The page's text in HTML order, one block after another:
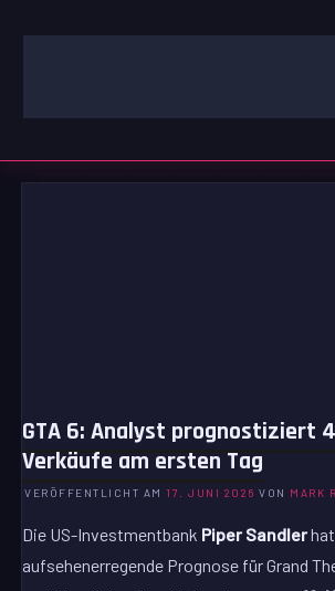
Inhalt
GTA 6: Analyst prognostiziert
Verkäufe am ersten Tag
VERÖFFENTLICHT AM 17. JUNI 2026 VON MARK
Die US-Investmentbank Piper Sandler
aufsehenerregende Prognose für Grand